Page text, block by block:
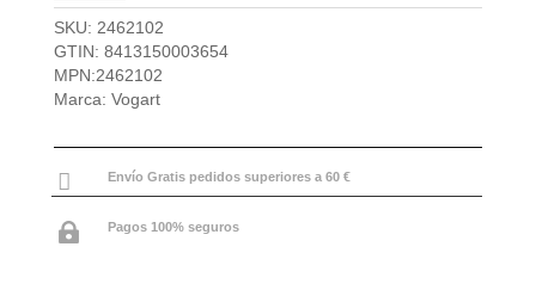
Origami
de
Vogart
cantidad
SKU: 2462102
GTIN: 8413150003654
MPN:2462102
Marca: Vogart
 Envío Gratis pedidos superiores a 60 €
 Pagos 100% seguros